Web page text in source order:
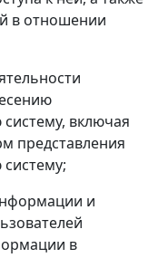
в отношении
включая
представления
и
в